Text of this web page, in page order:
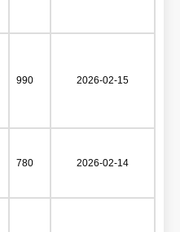
990 2026-02-15
780 2026-02-14